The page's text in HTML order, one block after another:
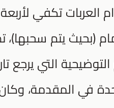
العربات تكفي
(بحيث يتم سحبها)،
في المقدمة،